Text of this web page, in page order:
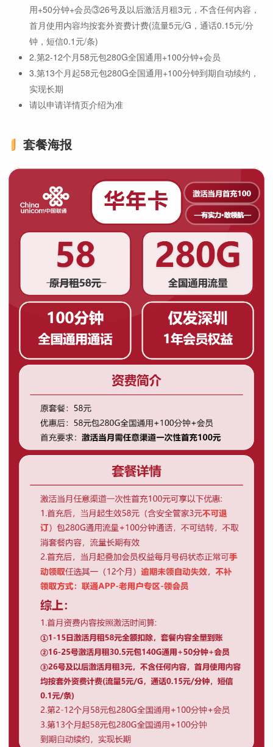
用+50分钟+会员③26号及以后激活月租3元，不含任何内容，
首月使用内容均按套外资费计费(流量5元/G，通话0.15元/分
钟，短信0.1元/条)
2.第2-12个月58元包280G全国通用+100分钟+会员
3.第13个月起58元包280G全国通用+100分钟到期自动续约，
实现长期
请以申请详情页介绍为准
套餐海报